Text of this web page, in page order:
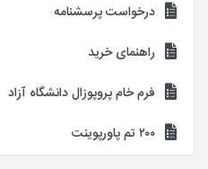
درخواست پرسشنامه
راهنمای خرید
فرم خام پروپوزال دانشگاه آزاد
۲۰۰ تم پاورپوینت